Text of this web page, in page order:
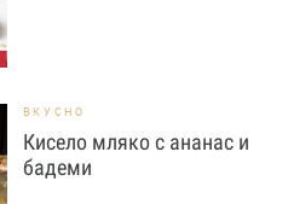
ВКУСНО
Кисело мляко с ананас и
бадеми